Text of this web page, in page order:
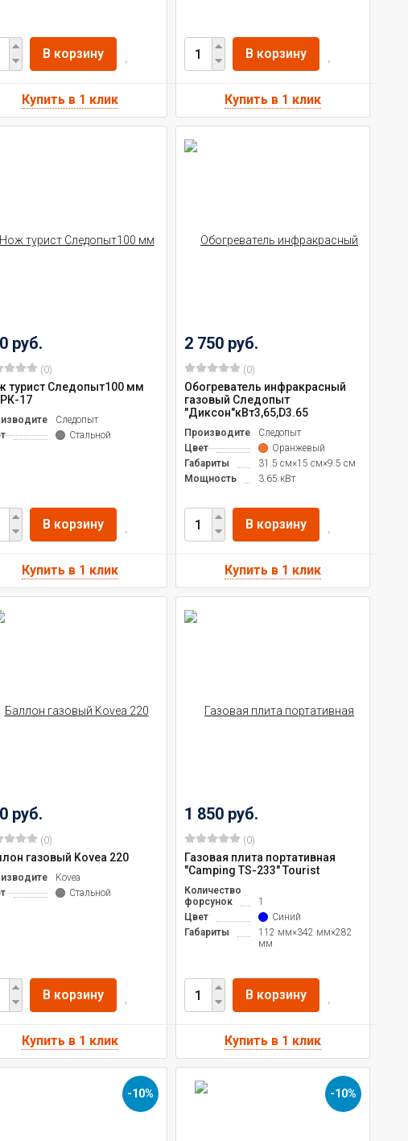
В корзину В корзину
руб.
(0)
турист Следопыт100 мм
17
Следопыт
Стальной
В корзину
2 750 руб.
(0)
Обогреватель инфракрасный
газовый Следопыт
"Диксон"кВт3,65,D3.65
ПроизводительСледопыт
Цвет
Оранжевый
Габариты
31.5 см×15 см×9.5 см
Мощность
3.65 кВт
В корзину
руб.
(0)
газовый Kovea 220
Kovea
Стальной
В корзину
1 850 руб.
(0)
Газовая плита портативная
"Camping TS-233" Tourist
Количество
форсунок
1
Цвет
Синий
Габариты
112 мм×342 мм×282
мм
В корзину
-10% -10%